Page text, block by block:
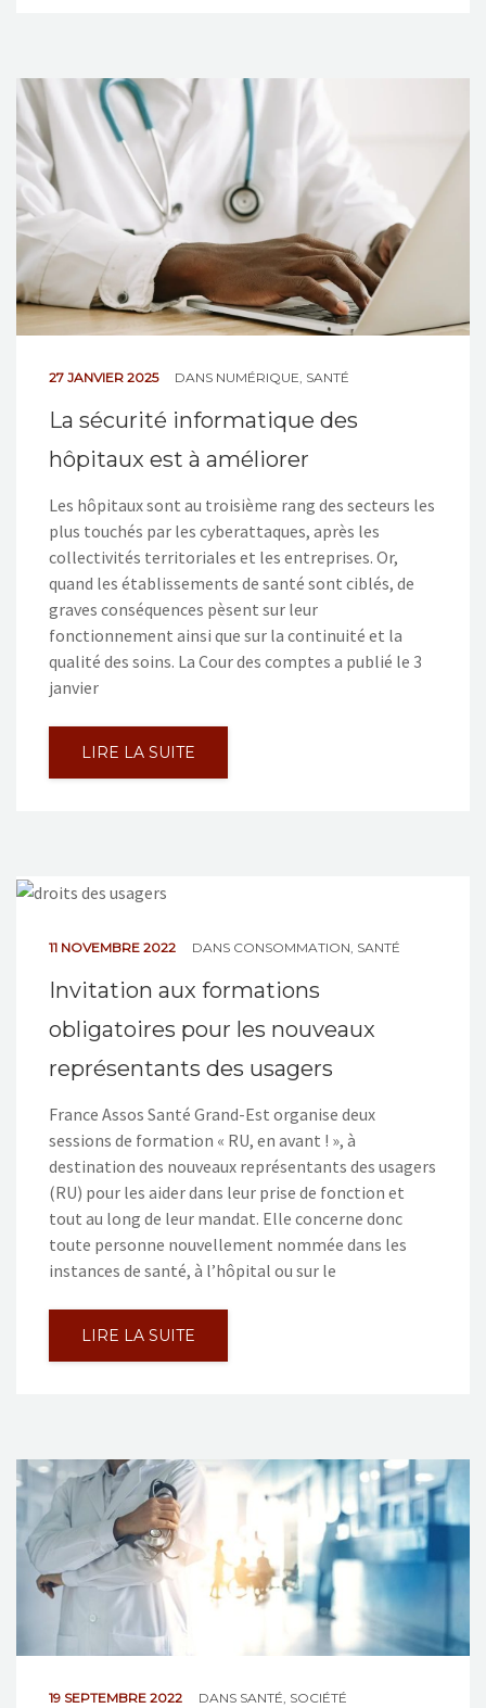
27 JANVIER 2025 DANS NUMÉRIQUE, SANTÉ
La sécurité informatique des
hôpitaux est à améliorer
Les hôpitaux sont au troisième rang des secteurs les
plus touchés par les cyberattaques, après les
collectivités territoriales et les entreprises. Or,
quand les établissements de santé sont ciblés, de
graves conséquences pèsent sur leur
fonctionnement ainsi que sur la continuité et la
qualité des soins. La Cour des comptes a publié le 3
janvier
LIRE LA SUITE
11 NOVEMBRE 2022 DANS CONSOMMATION SANTÉ
Invitation aux formations
obligatoires pour les nouveaux
représentants des usagers
France Assos Santé Grand-Est organise deux
sessions de formation « RU, en avant ! », à
destination des nouveaux représentants des usagers
(RU) pour les aider dans leur prise de fonction et
tout au long de leur mandat. Elle concerne donc
toute personne nouvellement nommée dans les
instances de santé, à l’hôpital ou sur le
LIRE LA SUITE
19 SEPTEMBRE 2022 DANS SANTÉ, SOCIÉTÉ